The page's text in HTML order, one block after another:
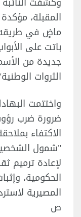
المقبلة،
ماضٍ في طريقه،
باتت على
جديدة من
الثروات
واختتمت
ضرورة ضرب
الاكتفاء
"شمول
لإعادة ترميم
الحكومية،
ص